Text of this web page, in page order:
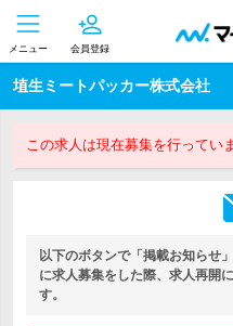
メニュー 会員登録
埴生ミートパッカー株式会社
この求人は現在募集を行ってい
以下のボタンで「掲載お知らせ
に求人募集をした際、求人再開
す。